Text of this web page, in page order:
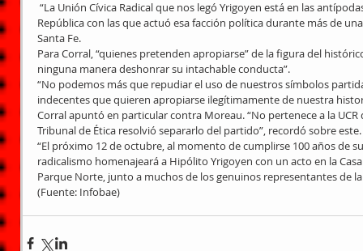
República con las que actuó esa facción política durante más de
Santa Fe.
Para Corral, “quienes pretenden apropiarse” de la figura del
ninguna manera deshonrar su intachable conducta”.
“No podemos más que repudiar el uso de nuestros símbolos
indecentes que quieren apropiarse ilegítimamente de nuestra
Corral apuntó en particular contra Moreau. “No pertenece a la
Tribunal de Ética resolvió separarlo del partido”, recordó sobre este.
“El próximo 12 de octubre, al momento de cumplirse 100 años de
radicalismo homenajeará a Hipólito Yrigoyen con un acto en la
Parque Norte, junto a muchos de los genuinos representantes de
(Fuente: Infobae)